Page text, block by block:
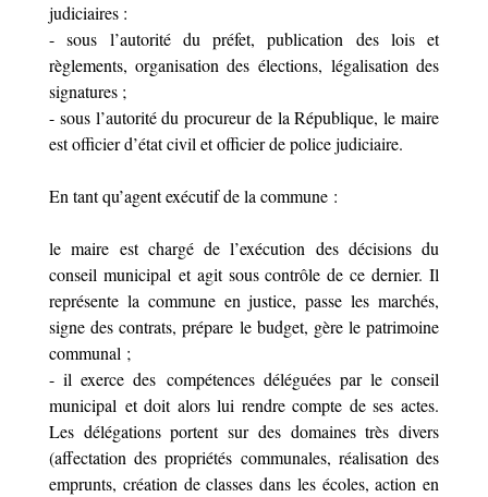
judiciaires :
- sous l’autorité du préfet, publication des lois et
règlements, organisation des élections, légalisation des
signatures ;
- sous l’autorité du procureur de la République, le maire
est officier d’état civil et officier de police judiciaire.
En tant qu’agent exécutif de la commune :
le maire est chargé de l’exécution des décisions du
conseil municipal et agit sous contrôle de ce dernier. Il
représente la commune en justice, passe les marchés,
signe des contrats, prépare le budget, gère le patrimoine
communal ;
- il exerce des compétences déléguées par le conseil
municipal et doit alors lui rendre compte de ses actes.
Les délégations portent sur des domaines très divers
(affectation des propriétés communales, réalisation des
emprunts, création de classes dans les écoles, action en